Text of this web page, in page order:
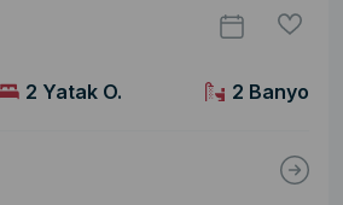
2 Yatak O. 2 Banyo